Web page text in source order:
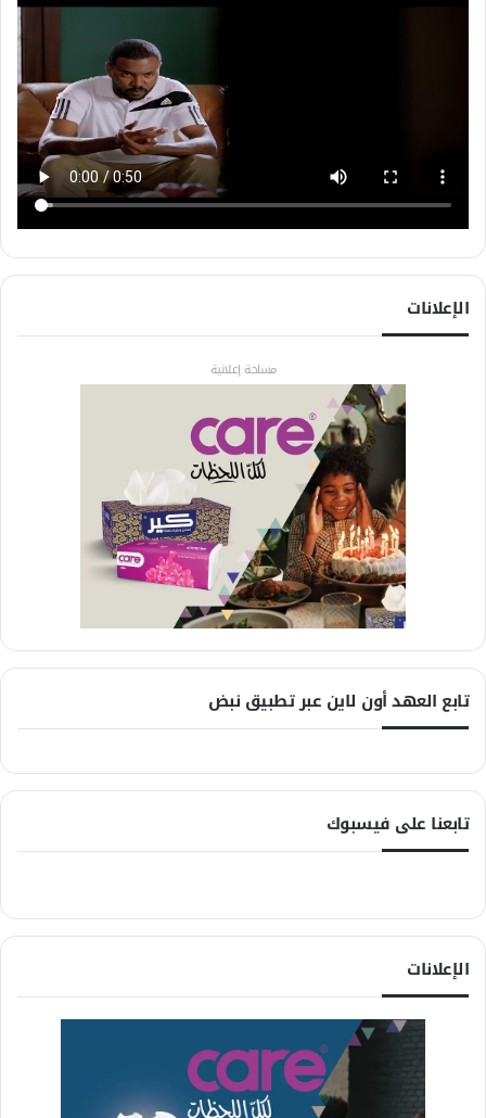
الإعلانات
مساحة إعلانية
تابع العهد أون لاين عبر تطبيق نبض
تابعنا على فيسبوك
الإعلانات